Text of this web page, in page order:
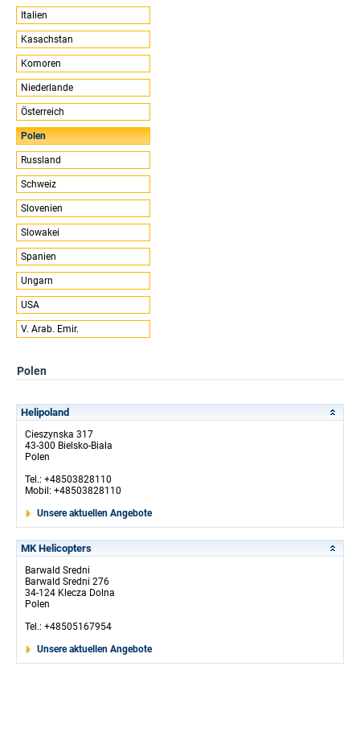
Italien
Kasachstan
Komoren
Niederlande
Österreich
Polen
Russland
Schweiz
Slovenien
Slowakei
Spanien
Ungarn
USA
V. Arab. Emir.
Polen
Helipoland
Cieszynska 317
43-300 Bielsko-Biala
Polen
Tel.: +48503828110
Mobil: +48503828110
Unsere aktuellen Angebote
MK Helicopters
Barwald Sredni
Barwald Sredni 276
34-124 Klecza Dolna
Polen
Tel.: +48505167954
Unsere aktuellen Angebote